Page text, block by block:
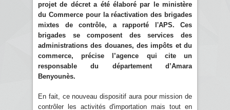
projet de décret a été élaboré par le ministère
du Commerce pour la réactivation des brigades
mixtes de contrôle, a rapporté l'APS. Ces
brigades se composent des services des
administrations des douanes, des impôts et du
commerce, précise l’agence qui cite un
responsable du département d’Amara
Benyounès.
En fait, ce nouveau dispositif aura pour mission de
contrôler les activités d'importation mais tout en